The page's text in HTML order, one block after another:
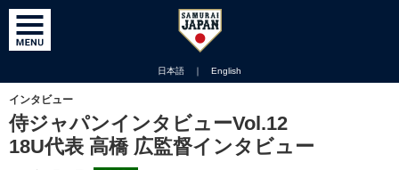
日本語 ｜ English
インタビュー
侍ジャパンインタビューVol.12
18U代表 高橋 広監督インタビュー